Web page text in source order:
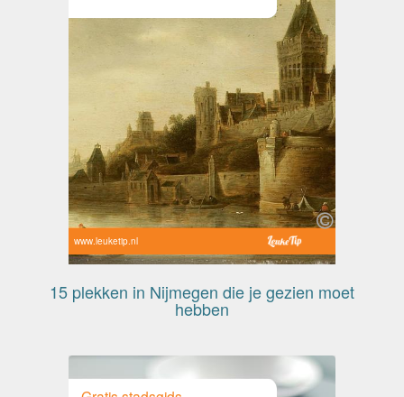
www.leuketip.nl
15 plekken in Nijmegen die je gezien moet
hebben